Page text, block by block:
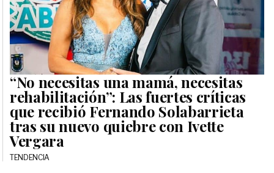
“No necesitas una mamá, necesitas
rehabilitación”: Las fuertes críticas
que recibió Fernando Solabarrieta
tras su nuevo quiebre con Ivette
Vergara
TENDENCIA